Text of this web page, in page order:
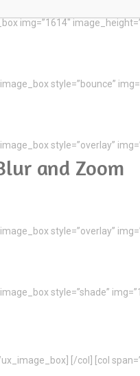
img=”1614″
style=”bounce”
style=”overlay”
and Zoom
style=”overlay”
style=”shade”
[/col] [col